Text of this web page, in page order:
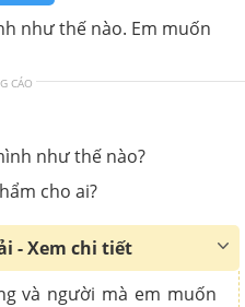
như thế nào. Em muốn
CÁO
như thế nào?
cho ai?
- Xem chi tiết
và người mà em muốn